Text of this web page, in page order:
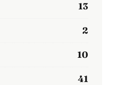
13
2
10
41